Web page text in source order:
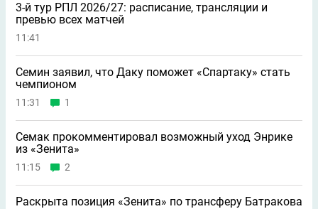
3-й тур РПЛ 2026/27: расписание, трансляции и
превью всех матчей
11:41
Семин заявил, что Даку поможет «Спартаку» стать
чемпионом
11:31 1
Семак прокомментировал возможный уход Энрике
из «Зенита»
11:15 2
Раскрыта позиция «Зенита» по трансферу Батракова